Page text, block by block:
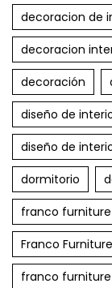
decoracion de
decoracion
decoración
diseño de
diseño de
dormitorio
franco
Franco
franco